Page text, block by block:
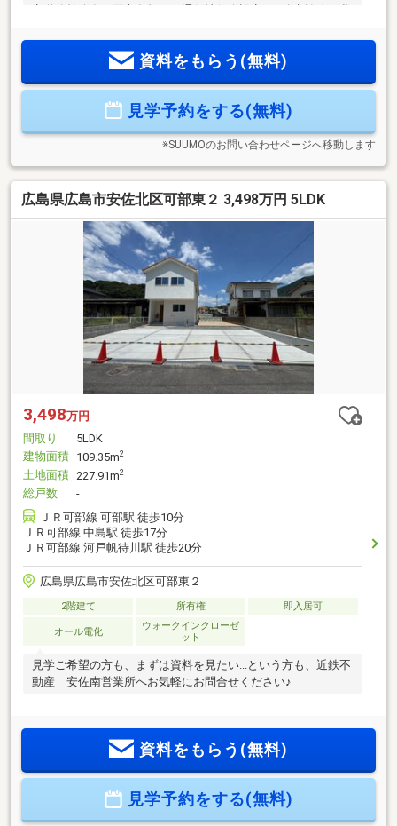
定道路持分有（買主負担にて通行地役権設定）※給水幹線（私
い済) ※表記土地面積は路地状部(共用道路)約1.81㎡含む ※
協定道路内に電柱有り ※越境物有り(解消不可) 【取扱物件
テのホームページもぜひご参照ください。
資料をもらう(無料)
見学予約をする(無料)
※SUUMOのお問い合わせページへ移動します
広島県広島市安佐北区可部東２ 3,498万円 5LDK
3,498万円
間取り
5LDK
建物面積 109.35m2
土地面積 227.91m2
総戸数
-
ＪＲ可部線 可部駅 徒歩10分
ＪＲ可部線 中島駅 徒歩17分
ＪＲ可部線 河戸帆待川駅 徒歩20分
広島県広島市安佐北区可部東２
2階建て 所有権 即入居可
オール電化
ウォークインクローゼ
ット
見学ご希望の方も、まずは資料を見たい...という方も、近鉄不
動産 安佐南営業所へお気軽にお問合せください♪
資料をもらう(無料)
見学予約をする(無料)